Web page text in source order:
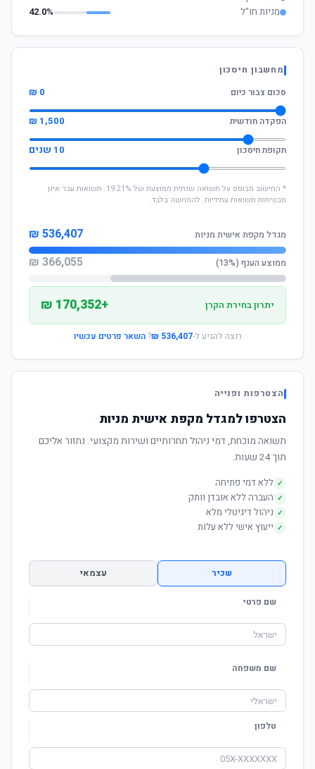
מניות חו"ל
42.0%
מחשבון חיסכון
סכום צבור כיום
0 ₪
הפקדה חודשית 1,500 ₪
תקופת חיסכון 10 שנים
* החישוב מבוסס על תשואה שנתית ממוצעת של 19.21%. תשואות עבר אינן
מבטיחות תשואות עתידיות. להמחשה בלבד.
מגדל מקפת אישית מניות 536,407 ₪
ממוצע הענף (13%) 366,055 ₪
יתרון בחירת הקרן +170,352 ₪
רוצה להגיע ל-536,407 ₪
?השאר פרטים עכשיו
הצטרפות ופנייה
הצטרפו למגדל מקפת אישית מניות
תשואה מוכחת, דמי ניהול תחרותיים ושירות מקצועי. נחזור אליכם
תוך 24 שעות.
✓ ללא דמי פתיחה
✓ העברה ללא אובדן וותק
✓ ניהול דיגיטלי מלא
✓ ייעוץ אישי ללא עלות
שכיר עצמאי
שם פרטי
שם משפחה
טלפון